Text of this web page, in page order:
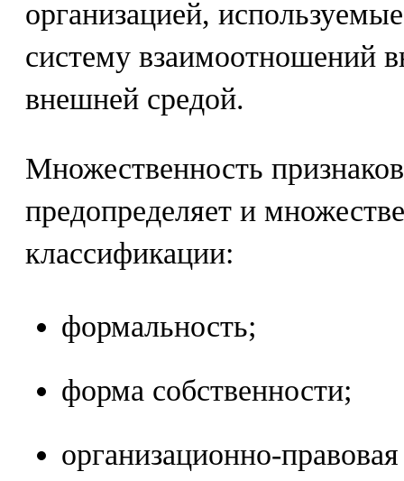
организацией,
систему взаимоотношений
внешней средой.
Множественность
предопределяет и
классификации:
формальность;
форма собственности;
организационно-